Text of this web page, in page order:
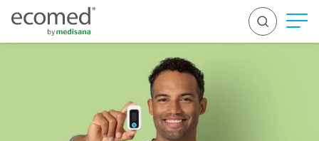
RECHERCHER